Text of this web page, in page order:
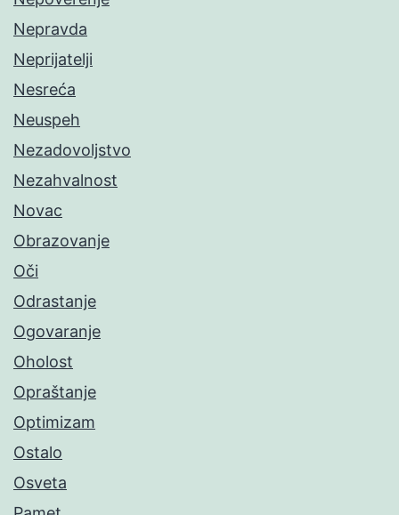
Nepravda
Neprijatelji
Nesreća
Neuspeh
Nezadovoljstvo
Nezahvalnost
Novac
Obrazovanje
Oči
Odrastanje
Ogovaranje
Oholost
Opraštanje
Optimizam
Ostalo
Osveta